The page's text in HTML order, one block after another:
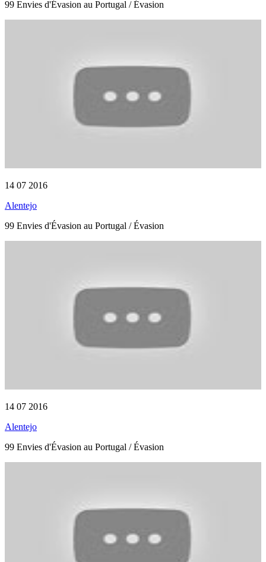
99 Envies d'Évasion au Portugal / Évasion
14 07 2016
Alentejo
99 Envies d'Évasion au Portugal / Évasion
14 07 2016
Alentejo
99 Envies d'Évasion au Portugal / Évasion